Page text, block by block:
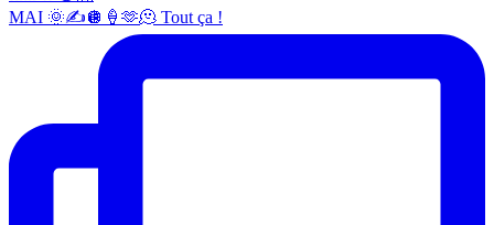
MAI 🌞✍️🪩🍦🫶🫠 Tout ça !